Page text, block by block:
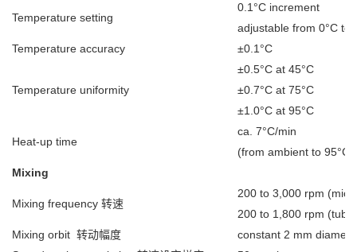
Temperature setting
0.1°C increment
adjustable from 0°C to
Temperature accuracy
±0.1°C
Temperature uniformity
±0.5°C at 45°C
±0.7°C at 75°C
±1.0°C at 95°C
Heat-up time
ca. 7°C/min
(from ambient to 95°C
Mixing
Mixing frequency 转速
200 to 3,000 rpm
200 to 1,800 rpm
Mixing orbit 转动幅度
constant 2 mm